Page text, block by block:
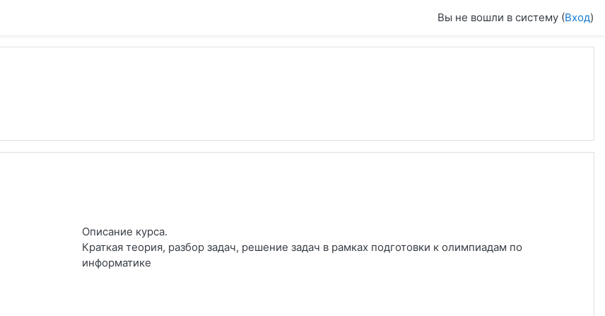
Вы не вошли в систему (Вход)
Описание курса.
Краткая теория, разбор задач, решение задач в рамках подготовки к олимпиадам по
информатике